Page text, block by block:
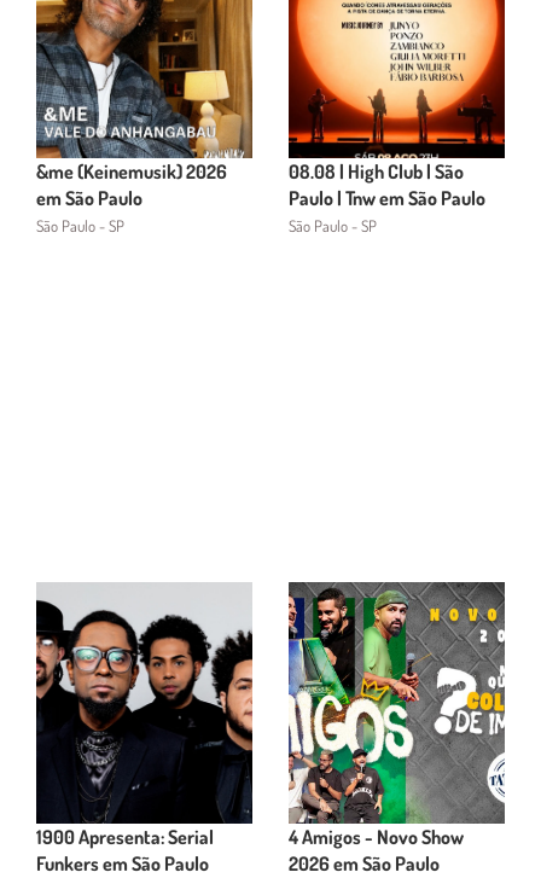
&me (Keinemusik) 2026
em São Paulo
São Paulo - SP
08.08 | High Club | São
Paulo | Tnw em São Paulo
São Paulo - SP
1900 Apresenta: Serial
Funkers em São Paulo
4 Amigos - Novo Show
2026 em São Paulo